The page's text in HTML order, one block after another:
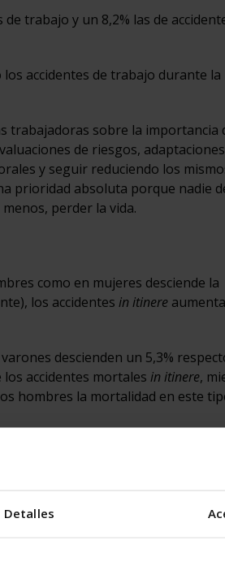
Detalles
trabajo y un 8,2% las de
accidentes de trabajo durante la
trabajadoras sobre la importancia
de riesgos,
y seguir reduciendo los
prioridad absoluta porque nadie
perder la vida.
como en mujeres desciende la
los accidentes in itinere
descienden un 5,3%
los accidentes mortales in itinere,
hombres la mortalidad en este
de Madrid con 51.543, son las
4.510; Extremadura con 8.026 y